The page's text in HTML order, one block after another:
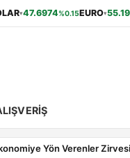
▾47.6974%0.15EURO▾
Yön Verenler